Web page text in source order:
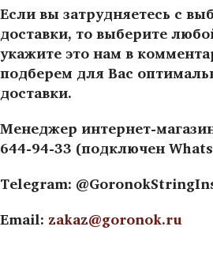
Если вы затрудняетесь с
доставки, то выберите
укажите это нам в
подберем для Вас
доставки.
Менеджер интернет-
644-94-33 (подключен
Telegram:
Email: zakaz@goronok.ru